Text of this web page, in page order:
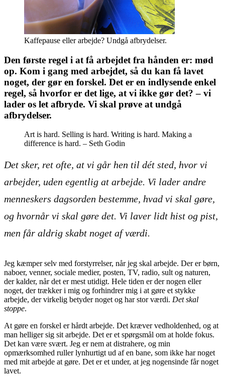
Kaffepause eller arbejde? Undgå afbrydelser.
Den første regel i at få arbejdet fra hånden er: mød
op. Kom i gang med arbejdet, så du kan få lavet
noget, der gør en forskel. Det er en indlysende enkel
regel, så hvorfor er det lige, at vi ikke gør det? – vi
lader os let afbryde. Vi skal prøve at undgå
afbrydelser.
Art is hard. Selling is hard. Writing is hard. Making a
difference is hard. – Seth Godin
Det sker, ret ofte, at vi går hen til dét sted, hvor vi
arbejder, uden egentlig at arbejde. Vi lader andre
menneskers dagsorden bestemme, hvad vi skal gøre,
og hvornår vi skal gøre det. Vi laver lidt hist og pist,
men får aldrig skabt noget af værdi.
Jeg kæmper selv med forstyrrelser, når jeg skal arbejde. Der er børn,
naboer, venner, sociale medier, posten, TV, radio, sult og naturen,
der kalder, når det er mest utidigt. Hele tiden er der nogen eller
noget, der trækker i mig og forhindrer mig i at gøre et stykke
arbejde, der virkelig betyder noget og har stor værdi. Det skal
stoppe.
At gøre en forskel er hårdt arbejde. Det kræver vedholdenhed, og at
man helliger sig sit arbejde. Det er et spørgsmål om at holde fokus.
Det kan være svært. Jeg er nem at distrahere, og min
opmærksomhed ruller lynhurtigt ud af en bane, som ikke har noget
med mit arbejde at gøre. Det er et under, at jeg nogensinde får noget
lavet.